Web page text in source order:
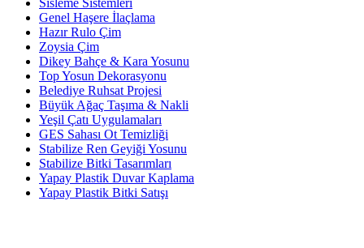
Genel Haşere İlaçlama
Hazır Rulo Çim
Zoysia Çim
Dikey Bahçe & Kara Yosunu
Top Yosun Dekorasyonu
Belediye Ruhsat Projesi
Büyük Ağaç Taşıma & Nakli
Yeşil Çatı Uygulamaları
GES Sahası Ot Temizliği
Stabilize Ren Geyiği Yosunu
Stabilize Bitki Tasarımları
Yapay Plastik Duvar Kaplama
Yapay Plastik Bitki Satışı